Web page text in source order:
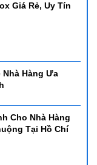
Giá Rẻ, Uy Tín
Hàng Ưa
Cho Nhà Hàng
Tại Hồ Chí